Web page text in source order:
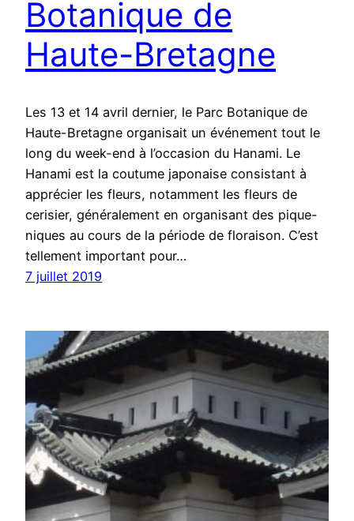
Botanique de
Haute-Bretagne
Les 13 et 14 avril dernier, le Parc Botanique de
Haute-Bretagne organisait un événement tout le
long du week-end à l’occasion du Hanami. Le
Hanami est la coutume japonaise consistant à
apprécier les fleurs, notamment les fleurs de
cerisier, généralement en organisant des pique-
niques au cours de la période de floraison. C’est
tellement important pour…
7 juillet 2019